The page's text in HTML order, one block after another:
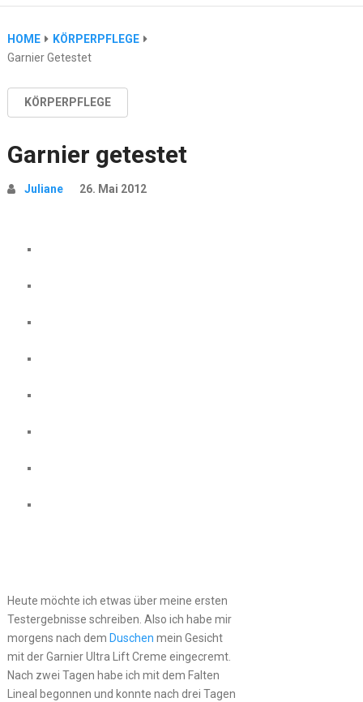
HOME
KÖRPERPFLEGE
Garnier Getestet
KÖRPERPFLEGE
Garnier getestet
Juliane 26. Mai 2012
Heute möchte ich etwas über meine ersten
Testergebnisse schreiben. Also ich habe mir
morgens nach dem Duschen mein Gesicht
mit der Garnier Ultra Lift Creme eingecremt.
Nach zwei Tagen habe ich mit dem Falten
Lineal begonnen und konnte nach drei Tagen